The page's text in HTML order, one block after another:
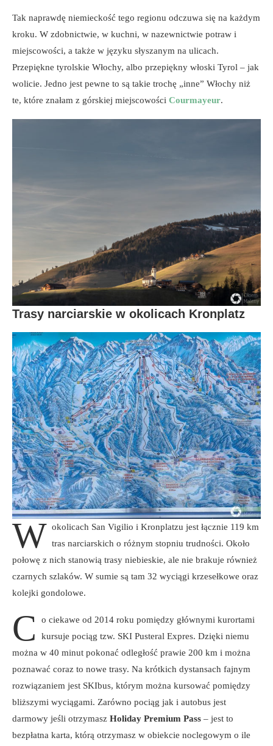
Tak naprawdę niemieckość tego regionu odczuwa się na każdym
kroku. W zdobnictwie, w kuchni, w nazewnictwie potraw i
miejscowości, a także w języku słyszanym na ulicach.
Przepiękne tyrolskie Włochy, albo przepiękny włoski Tyrol – jak
wolicie. Jedno jest pewne to są takie trochę „inne” Włochy niż
te, które znałam z górskiej miejscowości Courmayeur.
Trasy narciarskie w okolicach Kronplatz
W okolicach San Vigilio i Kronplatzu jest łącznie 119 km
tras narciarskich o różnym stopniu trudności. Około
połowę z nich stanowią trasy niebieskie, ale nie brakuje również
czarnych szlaków. W sumie są tam 32 wyciągi krzesełkowe oraz
kolejki gondolowe.
C
o ciekawe od 2014 roku pomiędzy głównymi kurortami
kursuje pociąg tzw. SKI Pusteral Expres. Dzięki niemu
można w 40 minut pokonać odległość prawie 200 km i można
poznawać coraz to nowe trasy. Na krótkich dystansach fajnym
rozwiązaniem jest SKIbus, którym można kursować pomiędzy
bliższymi wyciągami. Zarówno pociąg jak i autobus jest
darmowy jeśli otrzymasz Holiday Premium Pass – jest to
bezpłatna karta, którą otrzymasz w obiekcie noclegowym o ile